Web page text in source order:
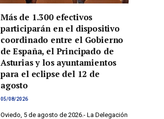
Más de 1.300 efectivos
participarán en el dispositivo
coordinado entre el Gobierno
de España, el Principado de
Asturias y los ayuntamientos
para el eclipse del 12 de
agosto
05/08/2026
Oviedo, 5 de agosto de 2026.- La Delegación